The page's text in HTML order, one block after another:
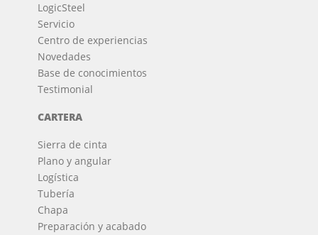
LogicSteel
Servicio
Centro de experiencias
Novedades
Base de conocimientos
Testimonial
CARTERA
Sierra de cinta
Plano y angular
Logística
Tubería
Chapa
Preparación y acabado